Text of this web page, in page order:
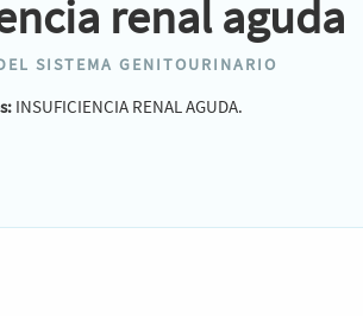
renal aguda
SISTEMA GENITOURINARIO
INSUFICIENCIA RENAL AGUDA.